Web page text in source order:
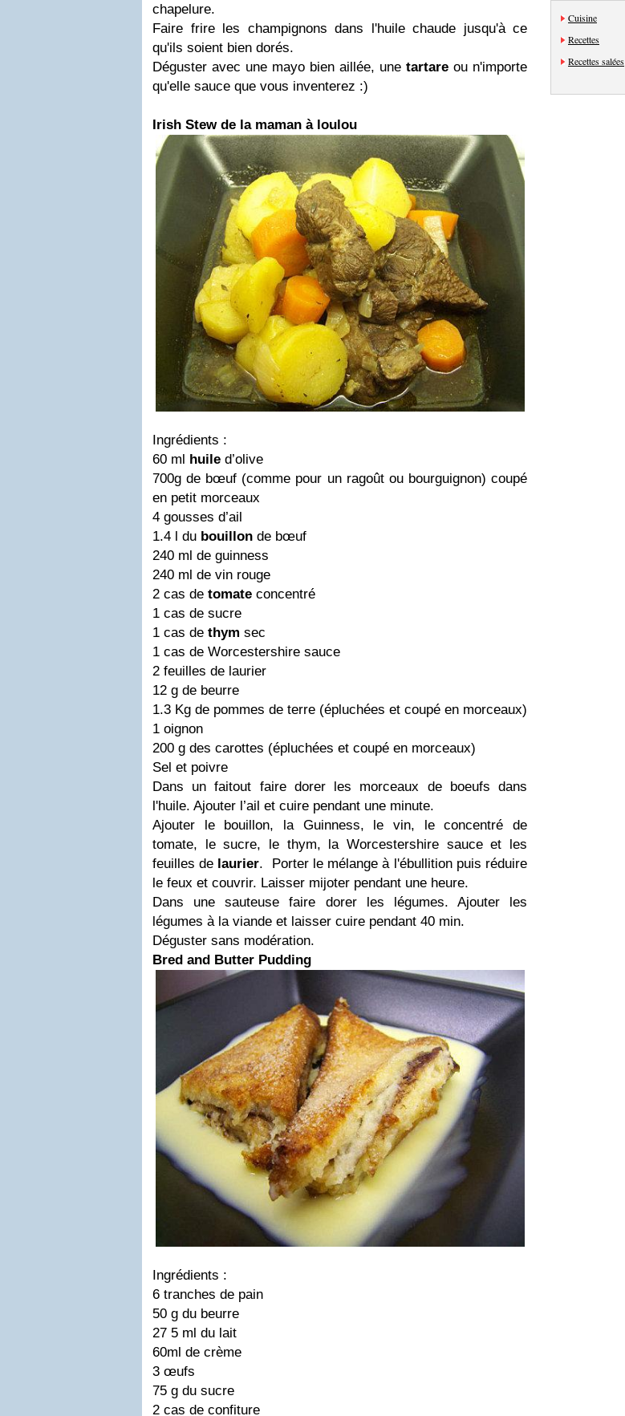
chapelure.
Faire frire les champignons dans l'huile chaude jusqu'à ce
qu'ils soient bien dorés.
Déguster avec une mayo bien aillée, une tartare ou n'importe
qu'elle sauce que vous inventerez :)
Irish Stew de la maman à loulou
Ingrédients :
60 ml huile d’olive
700g de bœuf (comme pour un ragoût ou bourguignon) coupé
en petit morceaux
4 gousses d’ail
1.4 l du bouillon de bœuf
240 ml de guinness
240 ml de vin rouge
2 cas de tomate concentré
1 cas de sucre
1 cas de thym sec
1 cas de Worcestershire sauce
2 feuilles de laurier
12 g de beurre
1.3 Kg de pommes de terre (épluchées et coupé en morceaux)
1 oignon
200 g des carottes (épluchées et coupé en morceaux)
Sel et poivre
Dans un faitout faire dorer les morceaux de boeufs dans
l'huile. Ajouter l’ail et cuire pendant une minute.
Ajouter le bouillon, la Guinness, le vin, le concentré de
tomate, le sucre, le thym, la Worcestershire sauce et les
feuilles de laurier. Porter le mélange à l'ébullition puis réduire
le feux et couvrir. Laisser mijoter pendant une heure.
Dans une sauteuse faire dorer les légumes. Ajouter les
légumes à la viande et laisser cuire pendant 40 min.
Déguster sans modération.
Bred and Butter Pudding
Ingrédients :
6 tranches de pain
50 g du beurre
27 5 ml du lait
60ml de crème
3 œufs
75 g du sucre
2 cas de confiture
Cuisine
Recettes
Recettes salées